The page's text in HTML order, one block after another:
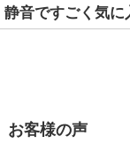
静音ですごく気に
お客様の声